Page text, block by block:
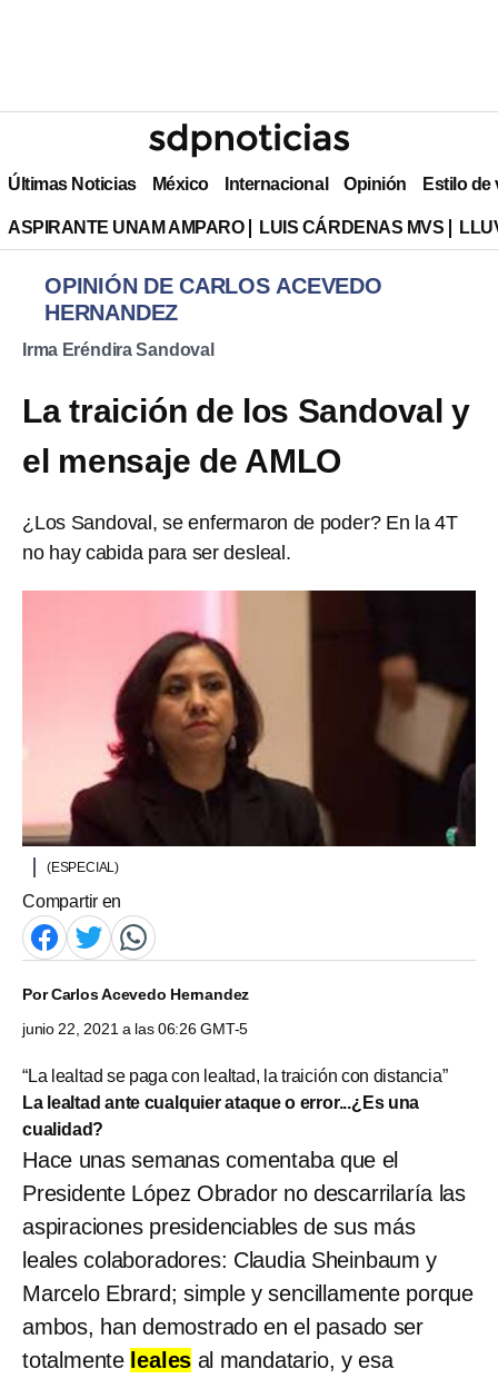
Últimas Noticias México Internacional Opinión Estilo de
ASPIRANTE UNAM AMPARO LUIS CÁRDENAS MVS
OPINIÓN DE CARLOS ACEVEDO
HERNANDEZ
Irma Eréndira Sandoval
La traición de los Sandoval y
el mensaje de AMLO
¿Los Sandoval, se enfermaron de poder? En la 4T
no hay cabida para ser desleal.
(ESPECIAL)
Compartir en
PorCarlos Acevedo Hernandez
junio 22, 2021 a las 06:26 GMT-5
“La lealtad se paga con lealtad, la traición con distancia”
La lealtad ante cualquier ataque o error...¿Es una
cualidad?
Hace unas semanas comentaba que el
Presidente López Obrador no descarrilaría las
aspiraciones presidenciables de sus más
leales colaboradores: Claudia Sheinbaum y
Marcelo Ebrard; simple y sencillamente porque
ambos, han demostrado en el pasado ser
totalmente leales al mandatario, y esa